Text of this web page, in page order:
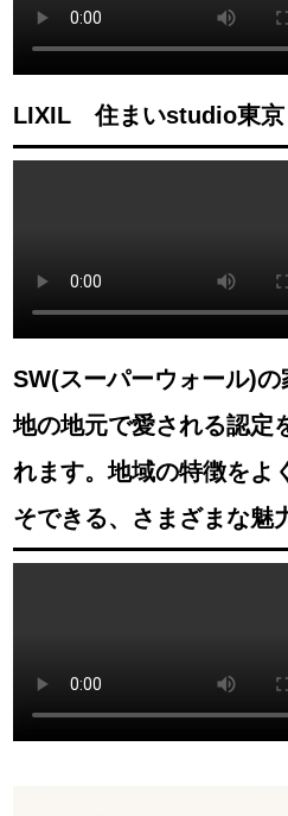
LIXIL 住まいstudio東京
SW(スーパーウォール)
地の地元で愛される認定
れます。地域の特徴をよ
そできる、さまざまな魅